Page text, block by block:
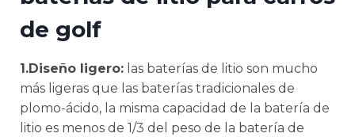
de golf
1.Diseño ligero: las baterías de litio son mucho
más ligeras que las baterías tradicionales de
plomo-ácido, la misma capacidad de la batería de
litio es menos de 1/3 del peso de la batería de